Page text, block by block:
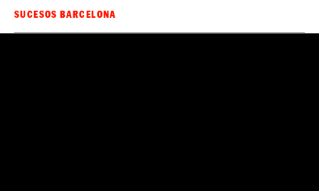
SUCESOS BARCELONA